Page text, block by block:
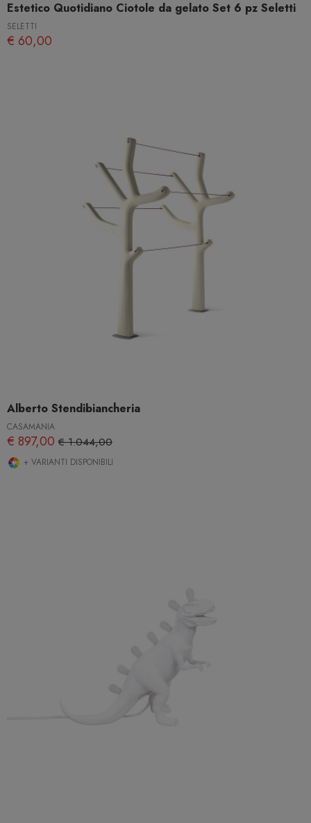
Estetico Quotidiano Ciotole da gelato Set 6 pz Seletti
SELETTI
€ 60,00
Alberto Stendibiancheria
CASAMANIA
€ 897,00 € 1.044,00
+ VARIANTI DISPONIBILI